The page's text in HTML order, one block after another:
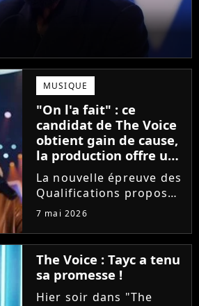
MUSIQUE
"On l'a fait" : ce
candidat de The Voice
obtient gain de cause,
la production offre une
compensation à tous
les talents
La nouvelle épreuve des
Qualifications proposée
dans The Voice est loin
Furieux d'avoir vu sa
prestation être
raccourcie au montage,
Yanis Si Ah est monté
au...
7 mai 2026
The Voice : Tayc a tenu
sa promesse !
Hier soir dans "The